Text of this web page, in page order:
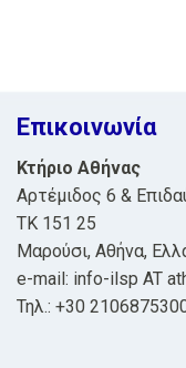
Επικοινωνία
Κτήριο Αθήνας
Αρτέμιδος 6 &
ΤΚ 151 25
Μαρούσι, Αθήνα,
e-mail: info-ilsp AT
Τηλ.: +30